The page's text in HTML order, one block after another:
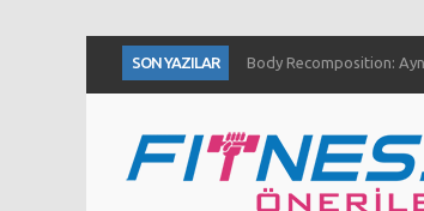
SON YAZILAR Body Recomposition:
Aç Karnına Egzersiz
Temiz Büyüme (Clean
Definasyon dönemi kas
1 Ayda Ne Kadar Kas